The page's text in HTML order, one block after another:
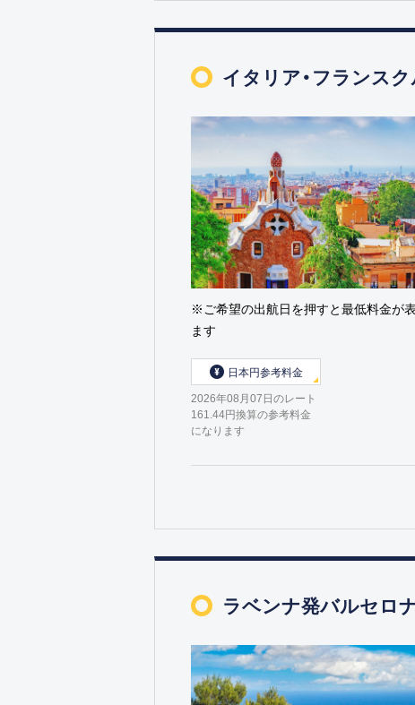
イタリア・フランス
※ご希望の出航日を押すと最低料金が
ます
日本円参考料金
2026年08月07日のレート
161.44円換算の参考料金
になります
ラベンナ発バルセロ